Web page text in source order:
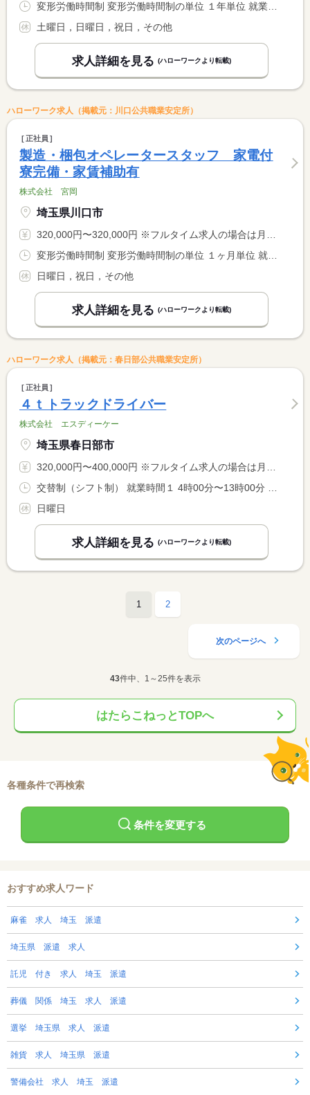
変形労働時間制 変形労働時間制の単位 １年単位 就業時間１ 9時00分〜18時00分
土曜日，日曜日，祝日，その他
求人詳細を見る (ハローワークより転載)
ハローワーク求人（掲載元：川口公共職業安定所）
正社員
製造・梱包オペレータースタッフ 家電付
寮完備・家賃補助有
株式会社 宮岡
埼玉県川口市
320,000円〜320,000円 ※フルタイム求人の場合は月額（換算額）、パート求人の場合は時間額を表示しています。
変形労働時間制 変形労働時間制の単位 １ヶ月単位 就業時間１ 9時00分〜18時00分
日曜日，祝日，その他
求人詳細を見る (ハローワークより転載)
ハローワーク求人（掲載元：春日部公共職業安定所）
正社員
４ｔトラックドライバー
株式会社 エスディーケー
埼玉県春日部市
320,000円〜400,000円 ※フルタイム求人の場合は月額（換算額）、パート求人の場合は時間額を表示しています。
交替制（シフト制） 就業時間１ 4時00分〜13時00分 就業時間に関する特記事項 上記時間を基準に変更あり
日曜日
求人詳細を見る (ハローワークより転載)
1 2
次のページへ
43件中、1～25件を表示
はたらこねっとTOPへ
各種条件で再検索
条件を変更する
おすすめ求人ワード
麻雀 求人 埼玉 派遣
埼玉県 派遣 求人
託児 付き 求人 埼玉 派遣
葬儀 関係 埼玉 求人 派遣
選挙 埼玉県 求人 派遣
雑貨 求人 埼玉県 派遣
警備会社 求人 埼玉 派遣